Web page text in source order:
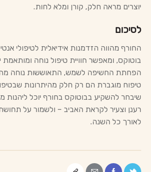
יוצרים מראה חלק, קורן ומלא לחות.
לסיכום
החורף מהווה הזדמנות אידיאלית לטיפולי אנטי-
בוטוקס, ומאפשר חוויית טיפול נוחה ומותאמת
הפחתת החשיפה לשמש, התאוששות נוחה
טיפוח מוגברת הם רק חלק מהיתרונות
שיבחר להשקיע בבוטוקס בחורף יוכל ליהנות
רענן וצעיר לקראת האביב – ולשמור על
לאורך כל השנה.